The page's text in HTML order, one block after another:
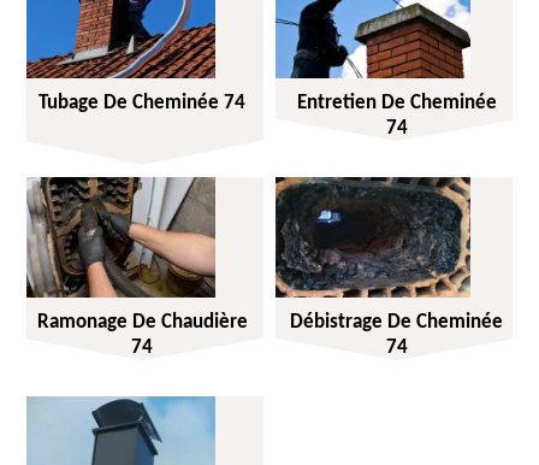
Tubage De Cheminée 74
Entretien De Cheminée
74
Ramonage De Chaudière
74
Débistrage De Cheminée
74